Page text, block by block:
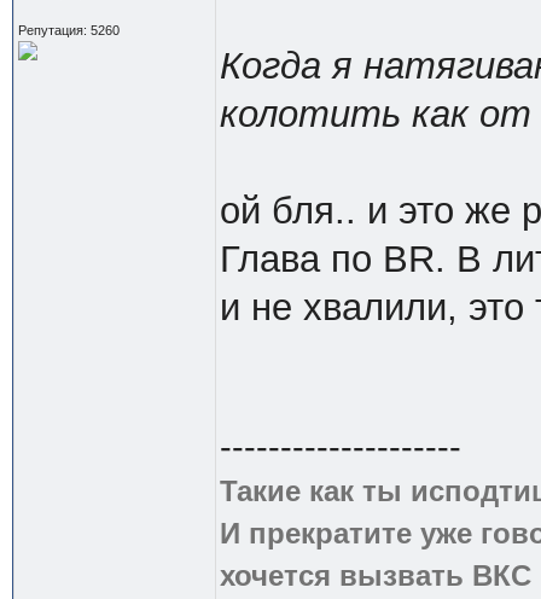
Репутация: 5260
Когда я
колотить как от
ой бля.. и это же
Глава по BR. В
и не хвалили, это
--------------------
Такие как ты
И прекратите уже
хочется вызвать